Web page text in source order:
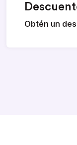
Obtén un